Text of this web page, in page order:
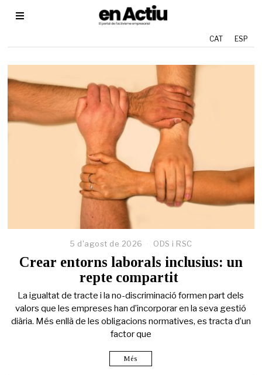
CAT ESP
5 d'agost de 2026
2
d
e
j
u
l
l
ODS i RSC
Crear entorns laborals inclusius: un
repte compartit
La igualtat de tracte i la no-discriminació formen part dels
valors que les empreses han d’incorporar en la seva gestió
diària. Més enllà de les obligacions normatives, es tracta d’un
factor que
Més